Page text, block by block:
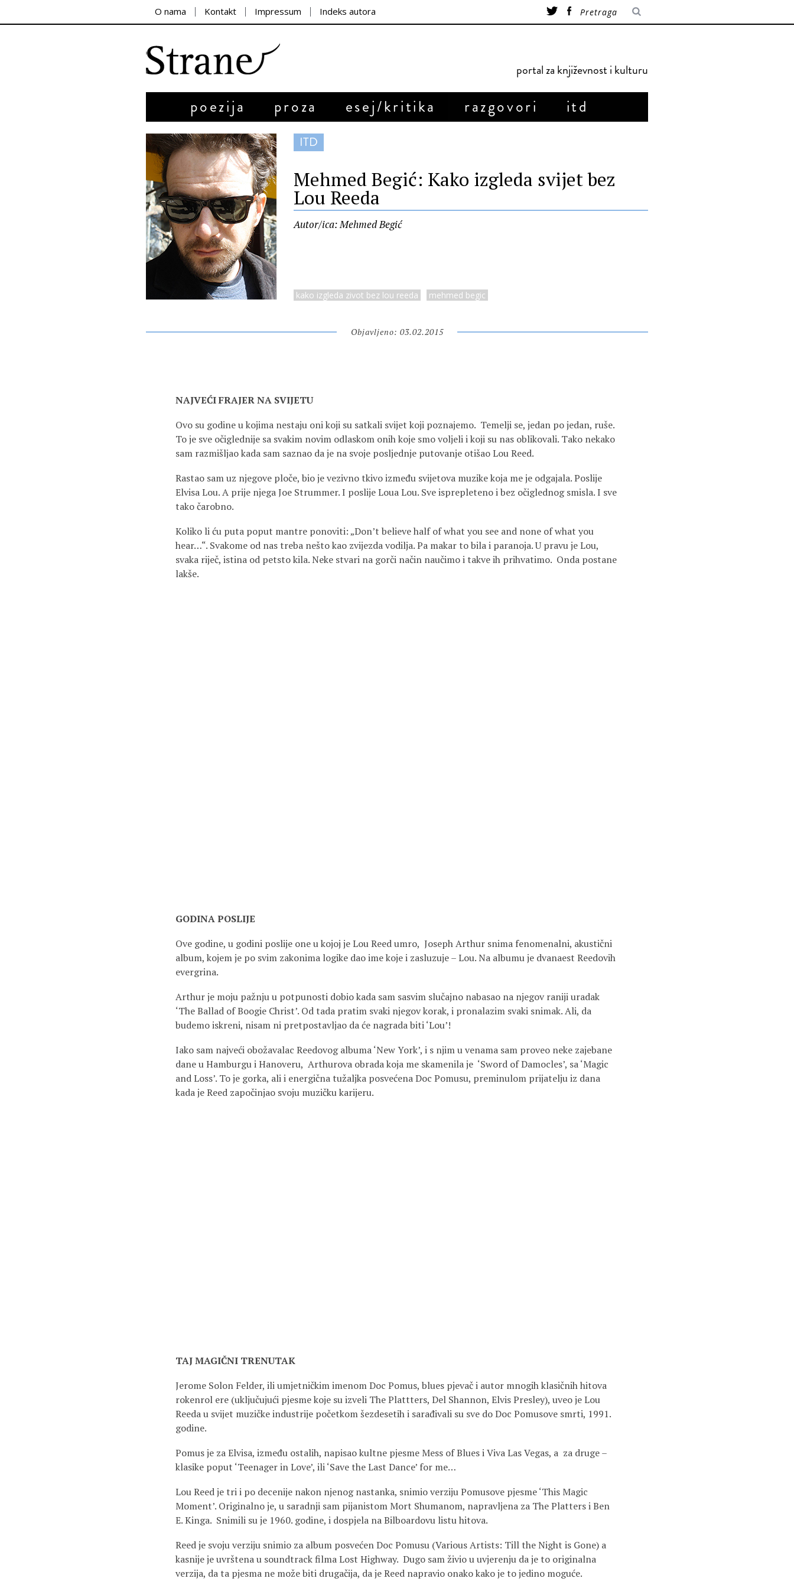
O nama Kontakt Impressum Indeks autora
portal za književnost i kulturu
poezija proza esej/kritika razgovori itd
ITD
Mehmed Begić: Kako izgleda svijet bez
Lou Reeda
Autor/ica: Mehmed Begić
kako izgleda zivot bez lou reeda mehmed begic
Objavljeno: 03.02.2015
NAJVEĆI FRAJER NA SVIJETU
Ovo su godine u kojima nestaju oni koji su satkali svijet koji poznajemo. Temelji se, jedan po jedan, ruše.
To je sve očiglednije sa svakim novim odlaskom onih koje smo voljeli i koji su nas oblikovali. Tako nekako
sam razmišljao kada sam saznao da je na svoje posljednje putovanje otišao Lou Reed.
Rastao sam uz njegove ploče, bio je vezivno tkivo između svijetova muzike koja me je odgajala. Poslije
Elvisa Lou. A prije njega Joe Strummer. I poslije Loua Lou. Sve isprepleteno i bez očiglednog smisla. I sve
tako čarobno.
Koliko li ću puta poput mantre ponoviti: „Don’t believe half of what you see and none of what you
hear…“. Svakome od nas treba nešto kao zvijezda vodilja. Pa makar to bila i paranoja. U pravu je Lou,
svaka riječ, istina od petsto kila. Neke stvari na gorči način naučimo i takve ih prihvatimo. Onda postane
lakše.
GODINA POSLIJE
Ove godine, u godini poslije one u kojoj je Lou Reed umro, Joseph Arthur snima fenomenalni, akustični
album, kojem je po svim zakonima logike dao ime koje i zasluzuje – Lou. Na albumu je dvanaest Reedovih
evergrina.
Arthur je moju pažnju u potpunosti dobio kada sam sasvim slučajno nabasao na njegov raniji uradak
‘The Ballad of Boogie Christ’. Od tada pratim svaki njegov korak, i pronalazim svaki snimak. Ali, da
budemo iskreni, nisam ni pretpostavljao da će nagrada biti ‘Lou’!
Iako sam najveći obožavalac Reedovog albuma ‘New York’, i s njim u venama sam proveo neke zajebane
dane u Hamburgu i Hanoveru, Arthurova obrada koja me skamenila je ‘Sword of Damocles’, sa ‘Magic
and Loss’. To je gorka, ali i energična tužaljka posvećena Doc Pomusu, preminulom prijatelju iz dana
kada je Reed započinjao svoju muzičku karijeru.
TAJ MAGIČNI TRENUTAK
Jerome Solon Felder, ili umjetničkim imenom Doc Pomus, blues pjevač i autor mnogih klasičnih hitova
rokenrol ere (uključujući pjesme koje su izveli The Plattters, Del Shannon, Elvis Presley), uveo je Lou
Reeda u svijet muzičke industrije početkom šezdesetih i sarađivali su sve do Doc Pomusove smrti, 1991.
godine.
Pomus je za Elvisa, između ostalih, napisao kultne pjesme Mess of Blues i Viva Las Vegas, a za druge –
klasike poput ‘Teenager in Love’, ili ‘Save the Last Dance’ for me…
Lou Reed je tri i po decenije nakon njenog nastanka, snimio verziju Pomusove pjesme ‘This Magic
Moment’. Originalno je, u saradnji sam pijanistom Mort Shumanom, napravljena za The Platters i Ben
E. Kinga. Snimili su je 1960. godine, i dospjela na Bilboardovu listu hitova.
Reed je svoju verziju snimio za album posvećen Doc Pomusu (Various Artists: Till the Night is Gone) a
kasnije je uvrštena u soundtrack filma Lost Highway. Dugo sam živio u uvjerenju da je to originalna
verzija, da ta pjesma ne može biti drugačija, da je Reed napravio onako kako je to jedino moguće.